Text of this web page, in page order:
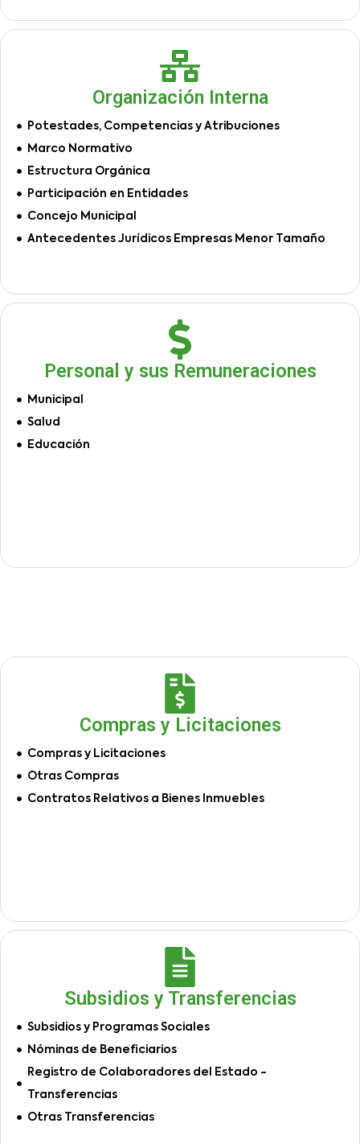
Organización Interna
Potestades, Competencias y Atribuciones
Marco Normativo
Estructura Orgánica
Participación en Entidades
Concejo Municipal
Antecedentes Jurídicos Empresas Menor Tamaño
Personal y sus Remuneraciones
Municipal
Salud
Educación
Compras y Licitaciones
Compras y Licitaciones
Otras Compras
Contratos Relativos a Bienes Inmuebles
Subsidios y Transferencias
Subsidios y Programas Sociales
Nóminas de Beneficiarios
Registro de Colaboradores del Estado -
Transferencias
Otras Transferencias